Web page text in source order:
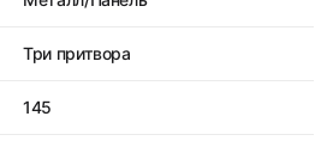
Три притвора
145